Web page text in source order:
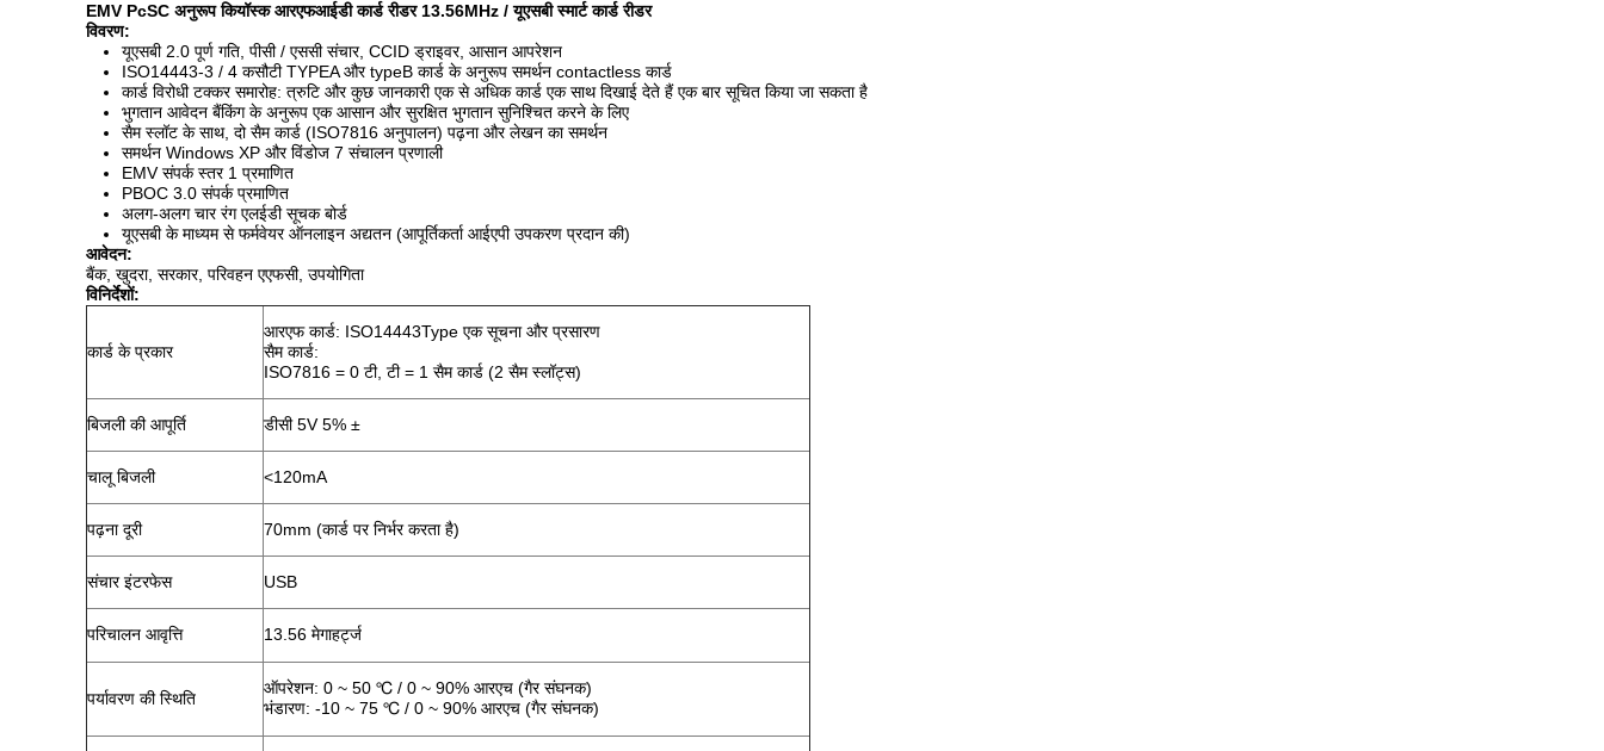
EMV PcSC अनुरूप कियॉस्क आरएफआईडी कार्ड रीडर 13.56MHz / यूएसबी स्मार्ट कार्ड रीडर
विवरण:
यूएसबी 2.0 पूर्ण गति, पीसी / एससी संचार, CCID ड्राइवर, आसान आपरेशन
ISO14443-3 / 4 कसौटी TYPEA और typeB कार्ड के अनुरूप समर्थन contactless कार्ड
कार्ड विरोधी टक्कर समारोह: त्रुटि और कुछ जानकारी एक से अधिक कार्ड एक साथ दिखाई देते हैं एक बार सूचित किया जा सकता है
भुगतान आवेदन बैंकिंग के अनुरूप एक आसान और सुरक्षित भुगतान सुनिश्चित करने के लिए
सैम स्लॉट के साथ, दो सैम कार्ड (ISO7816 अनुपालन) पढ़ना और लेखन का समर्थन
समर्थन Windows XP और विंडोज 7 संचालन प्रणाली
EMV संपर्क स्तर 1 प्रमाणित
PBOC 3.0 संपर्क प्रमाणित
अलग-अलग चार रंग एलईडी सूचक बोर्ड
यूएसबी के माध्यम से फर्मवेयर ऑनलाइन अद्यतन (आपूर्तिकर्ता आईएपी उपकरण प्रदान की)
आवेदन:
बैंक, खुदरा, सरकार, परिवहन एएफसी, उपयोगिता
विनिर्देशों:
कार्ड के प्रकार
आरएफ कार्ड: ISO14443Type एक सूचना और प्रसारण
सैम कार्ड:
ISO7816 = 0 टी, टी = 1 सैम कार्ड (2 सैम स्लॉट्स)
बिजली की आपूर्ति डीसी 5V 5% ±
चालू बिजली <120mA
पढ़ना दूरी 70mm (कार्ड पर निर्भर करता है)
संचार इंटरफेस USB
परिचालन आवृत्ति 13.56 मेगाहर्ट्ज
पर्यावरण की स्थिति
ऑपरेशन: 0 ~ 50 ℃ / 0 ~ 90% आरएच (गैर संघनक)
भंडारण: -10 ~ 75 ℃ / 0 ~ 90% आरएच (गैर संघनक)